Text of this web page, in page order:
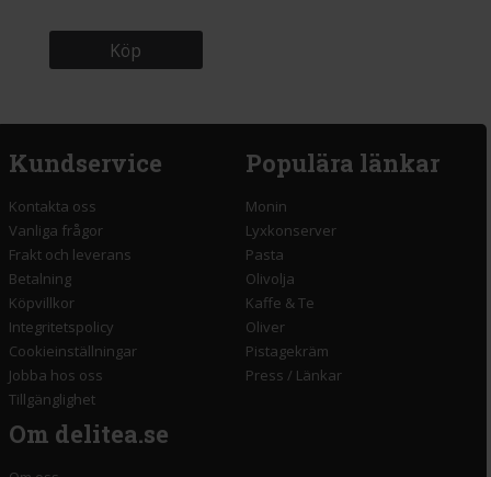
Köp
Kundservice
Kontakta oss
Vanliga frågor
Frakt och leverans
Betalning
Köpvillkor
Integritetspolicy
Cookieinställningar
Jobba hos oss
Tillgänglighet
Populära länkar
Monin
Lyxkonserver
Pasta
Olivolja
Kaffe & Te
Oliver
Pistagekräm
Press / Länkar
Om delitea.se